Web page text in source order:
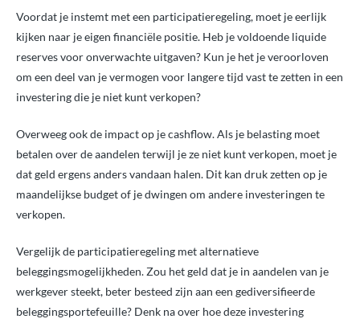
Voordat je instemt met een participatieregeling, moet je eerlijk
kijken naar je eigen financiële positie. Heb je voldoende liquide
reserves voor onverwachte uitgaven? Kun je het je veroorloven
om een deel van je vermogen voor langere tijd vast te zetten in een
investering die je niet kunt verkopen?
Overweeg ook de impact op je cashflow. Als je belasting moet
betalen over de aandelen terwijl je ze niet kunt verkopen, moet je
dat geld ergens anders vandaan halen. Dit kan druk zetten op je
maandelijkse budget of je dwingen om andere investeringen te
verkopen.
Vergelijk de participatieregeling met alternatieve
beleggingsmogelijkheden. Zou het geld dat je in aandelen van je
werkgever steekt, beter besteed zijn aan een gediversifieerde
beleggingsportefeuille? Denk na over hoe deze investering